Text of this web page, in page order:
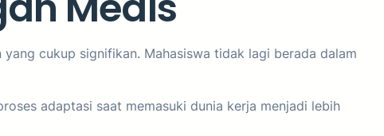
cukup signifikan. Mahasiswa tidak lagi berada dalam
adaptasi saat memasuki dunia kerja menjadi lebih